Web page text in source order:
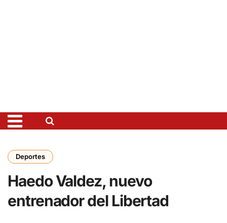
Deportes
Haedo Valdez, nuevo
entrenador del Libertad